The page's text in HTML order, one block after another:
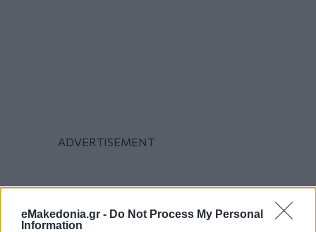
eMakedonia.gr - Do Not Process My Personal
Information